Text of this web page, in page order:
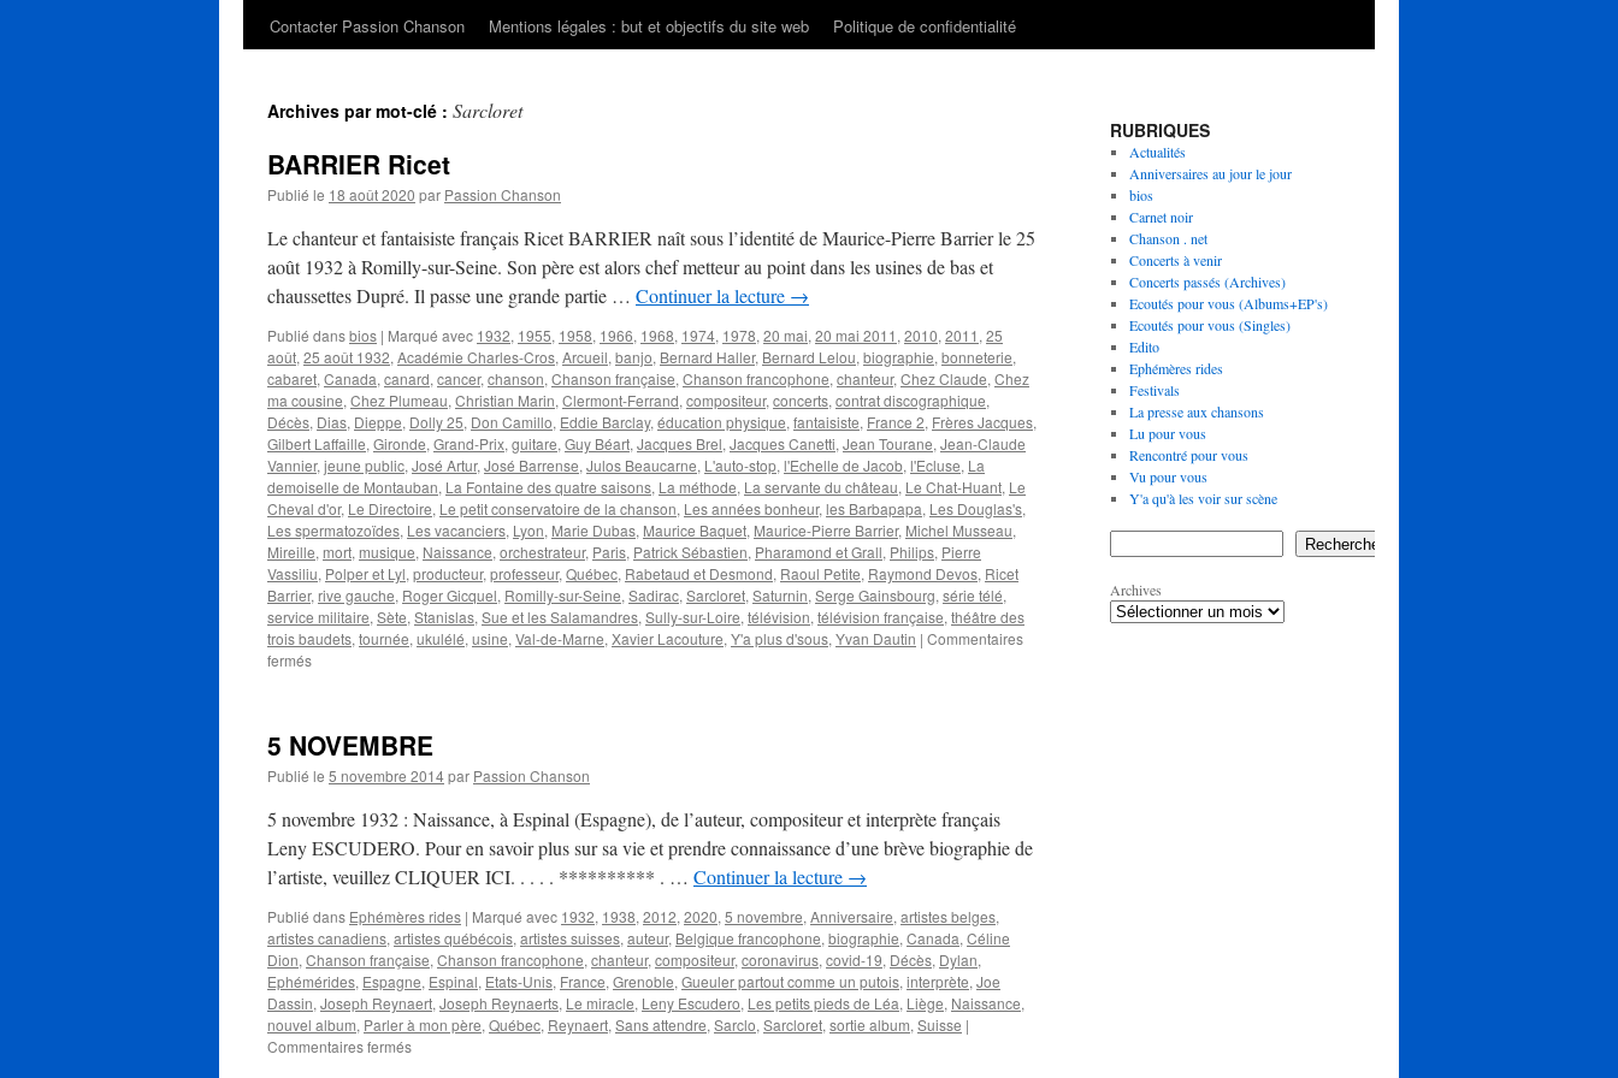
Contacter Passion Chanson
Mentions légales : but et objectifs du site web Politique de confidentialité
Archives par mot-clé : Sarcloret
BARRIER Ricet
Publié le 18 août 2020 par Passion Chanson
Le chanteur et fantaisiste français Ricet BARRIER naît sous l’identité de Maurice-Pierre Barrier le 25
août 1932 à Romilly-sur-Seine. Son père est alors chef metteur au point dans les usines de bas et
chaussettes Dupré. Il passe une grande partie … Continuer la lecture →
Publié dansbios | Marqué avec 1932, 1955, 1958, 1966, 1968, 1974, 1978, 20 mai, 20 mai 2011 , 2010, 2011 , 25
août, 25 août 1932, Académie Charles-Cros, Arcueil, banjo, Bernard Haller, Bernard Lelou, biographie, bonneterie,
cabaret, Canada, canard, cancer, chanson, Chanson française, Chanson francophone, chanteur, Chez Claude, Chez
ma cousine, Chez Plumeau, Christian Marin, Clermont-Ferrand, compositeur, concerts, contrat discographique,
Décès, Dias, Dieppe, Dolly 25, Don Camillo, Eddie Barclay, éducation physique, fantaisiste, France 2, Frères Jacques,
Gilbert Laffaille, Gironde, Grand-Prix, guitare, Guy Béart, Jacques Brel, Jacques Canetti, Jean Tourane, Jean-Claude
Vannier, jeune public, José Artur, José Barrense, Julos Beaucarne, L'auto-stop, l'Echelle de Jacob, l'Ecluse, La
demoiselle de Montauban, La Fontaine des quatre saisons, La méthode, La servante du château, Le Chat-Huant, Le
Cheval d'or, Le Directoire, Le petit conservatoire de la chanson, Les années bonheur, les Barbapapa, Les Douglas's,
Les spermatozoïdes, Les vacanciers, Lyon, Marie Dubas, Maurice Baquet, Maurice-Pierre Barrier, Michel Musseau,
Mireille, mort, musique, Naissance, orchestrateur, Paris, Patrick Sébastien, Pharamond et Grall, Philips, Pierre
Vassiliu, Polper et Lyl, producteur, professeur, Québec, Rabetaud et Desmond, Raoul Petite, Raymond Devos, Ricet
Barrier, rive gauche, Roger Gicquel, Romilly-sur-Seine, Sadirac, Sarcloret, Saturnin, Serge Gainsbourg, série télé,
service militaire, Sète, Stanislas, Sue et les Salamandres, Sully-sur-Loire, télévision, télévision française, théâtre des
trois baudets, tournée, ukulélé, usine, Val-de-Marne, Xavier Lacouture, Y'a plus d'sous, Yvan Dautin | Commentaires
ferméssur
5 NOVEMBRE
Publié le 5 novembre 2014par Passion Chanson
5 novembre 1932 : Naissance, à Espinal (Espagne), de l’auteur, compositeur et interprète français
Leny ESCUDERO. Pour en savoir plus sur sa vie et prendre connaissance d’une brève biographie de
l’artiste, veuillez CLIQUER ICI. . . . . ********** . … Continuer la lecture →
Publié dans Ephémères rides | Marqué avec 1932, 1938, 2012, 2020, 5 novembre, Anniversaire, artistes belges,
artistes canadiens, artistes québécois, artistes suisses, auteur, Belgique francophone, biographie, Canada, Céline
Dion, Chanson française, Chanson francophone, chanteur, compositeur, coronavirus, covid-19, Décès, Dylan,
Ephémérides, Espagne, Espinal, Etats-Unis, France, Grenoble, Gueuler partout comme un putois, interprète, Joe
Dassin, Joseph Reynaert, Joseph Reynaerts, Le miracle, Leny Escudero, Les petits pieds de Léa, Liège, Naissance,
nouvel album, Parler à mon père, Québec, Reynaert, Sans attendre, Sarclo, Sarcloret, sortie album, Suisse |
Commentaires ferméssur
RUBRIQUES
Actualités
Anniversaires au jour le jour
bios
Carnet noir
Chanson . net
Concerts à venir
Concerts passés (Archives)
Ecoutés pour vous (Albums+EP's)
Ecoutés pour vous (Singles)
Edito
Ephémères rides
Festivals
La presse aux chansons
Lu pour vous
Rencontré pour vous
Vu pour vous
Y'a qu'à les voir sur scène
Rechercher
Archives